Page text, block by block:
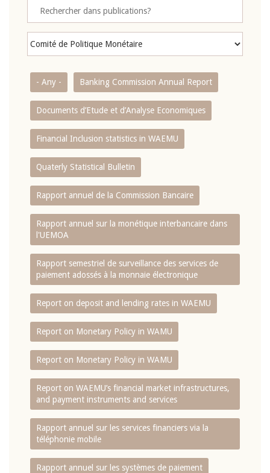
- Any - Banking Commission Annual Report
Documents d’Etude et d’Analyse Economiques
Financial Inclusion statistics in WAEMU
Quaterly Statistical Bulletin
Rapport annuel de la Commission Bancaire
Rapport annuel sur la monétique interbancaire dans
l'UEMOA
Rapport semestriel de surveillance des services de
paiement adossés à la monnaie électronique
Report on deposit and lending rates in WAEMU
Report on Monetary Policy in WAMU
Report on Monetary Policy in WAMU
Report on WAEMU’s financial market infrastructures,
and payment instruments and services
Rapport annuel sur les services financiers via la
téléphonie mobile
Rapport annuel sur les systèmes de paiement